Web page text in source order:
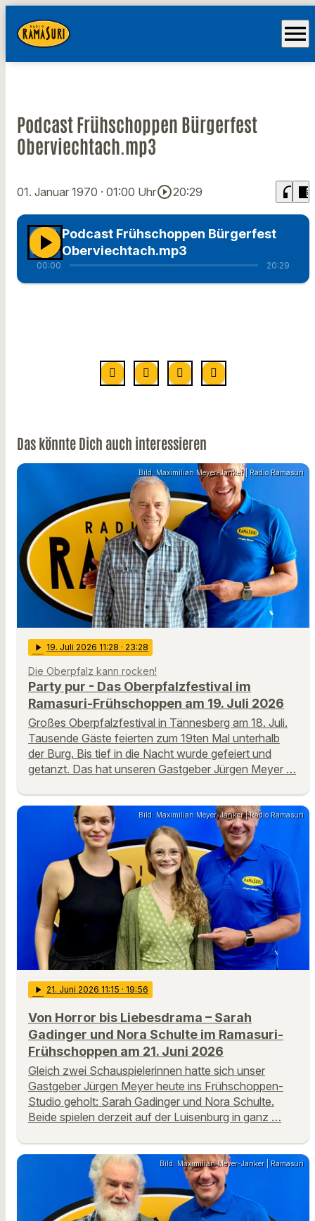
menu
Podcast Frühschoppen Bürgerfest
Oberviechtach.mp3
01. Januar 1970 · 01:00 Uhrplay_circle_outline20:29 headphones chrome_reader_mode
play_arrow
Podcast Frühschoppen Bürgerfest
Oberviechtach.mp3
00:00 20:29
Das könnte Dich auch interessieren
Bild: Maximilian Meyer-Janker | Radio Ramasuri
play_arrow 19. Juli 2026 11:28 · 23:28
Die Oberpfalz kann rocken!
Party pur - Das Oberpfalzfestival im
Ramasuri-Frühschoppen am 19. Juli 2026
Großes Oberpfalzfestival in Tännesberg am 18. Juli.
Tausende Gäste feierten zum 19ten Mal unterhalb
der Burg. Bis tief in die Nacht wurde gefeiert und
getanzt. Das hat unseren Gastgeber Jürgen Meyer …
Bild: Maximilian Meyer-Janker | Radio Ramasuri
play_arrow 21. Juni 2026 11:15 · 19:56
Von Horror bis Liebesdrama – Sarah
Gadinger und Nora Schulte im Ramasuri-
Frühschoppen am 21. Juni 2026
Gleich zwei Schauspielerinnen hatte sich unser
Gastgeber Jürgen Meyer heute ins Frühschoppen-
Studio geholt: Sarah Gadinger und Nora Schulte.
Beide spielen derzeit auf der Luisenburg in ganz …
Bild: Maximilian Meyer-Janker | Ramasuri